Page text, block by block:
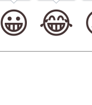
😀 😂